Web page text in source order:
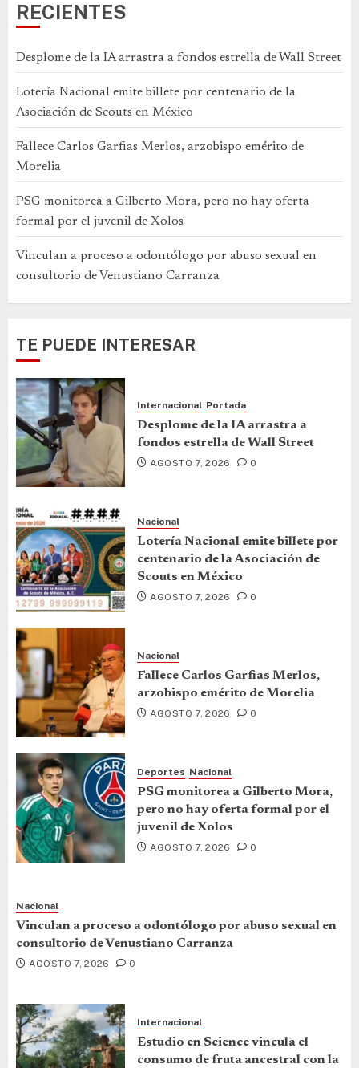
RECIENTES
Desplome de la IA arrastra a fondos estrella de Wall Street
Lotería Nacional emite billete por centenario de la
Asociación de Scouts en México
Fallece Carlos Garfias Merlos, arzobispo emérito de
Morelia
PSG monitorea a Gilberto Mora, pero no hay oferta
formal por el juvenil de Xolos
Vinculan a proceso a odontólogo por abuso sexual en
consultorio de Venustiano Carranza
TE PUEDE INTERESAR
Internacional Portada
Desplome de la IA arrastra a
fondos estrella de Wall Street
AGOSTO 7, 2026 0
Nacional
Lotería Nacional emite billete por
centenario de la Asociación de
Scouts en México
AGOSTO 7, 2026 0
Nacional
Fallece Carlos Garfias Merlos,
arzobispo emérito de Morelia
AGOSTO 7, 2026 0
Deportes Nacional
PSG monitorea a Gilberto Mora,
pero no hay oferta formal por el
juvenil de Xolos
AGOSTO 7, 2026 0
Nacional
Vinculan a proceso a odontólogo por abuso sexual en
consultorio de Venustiano Carranza
AGOSTO 7, 2026 0
Internacional
Estudio en Science vincula el
consumo de fruta ancestral con la